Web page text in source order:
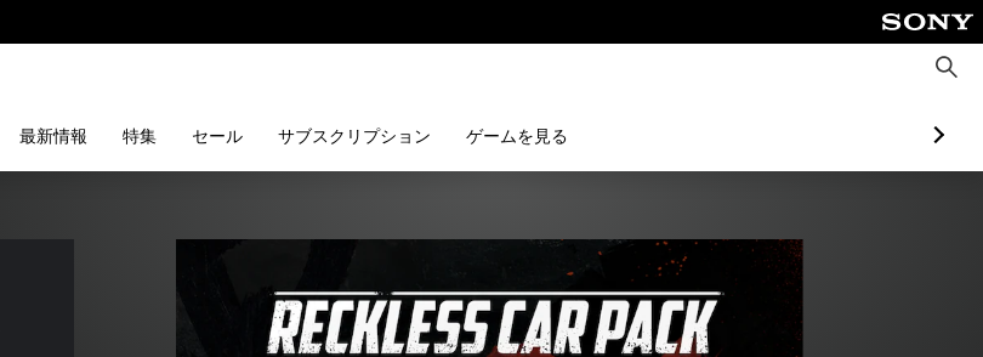
検
索
最新情報 特集 セール サブスクリプション ゲームを見る